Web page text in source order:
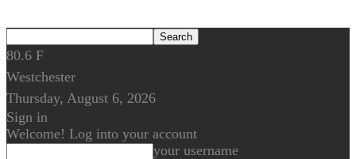
80.6 F
Westchester
Thursday, August 6, 2026
Sign in
Welcome! Log into your account
your username